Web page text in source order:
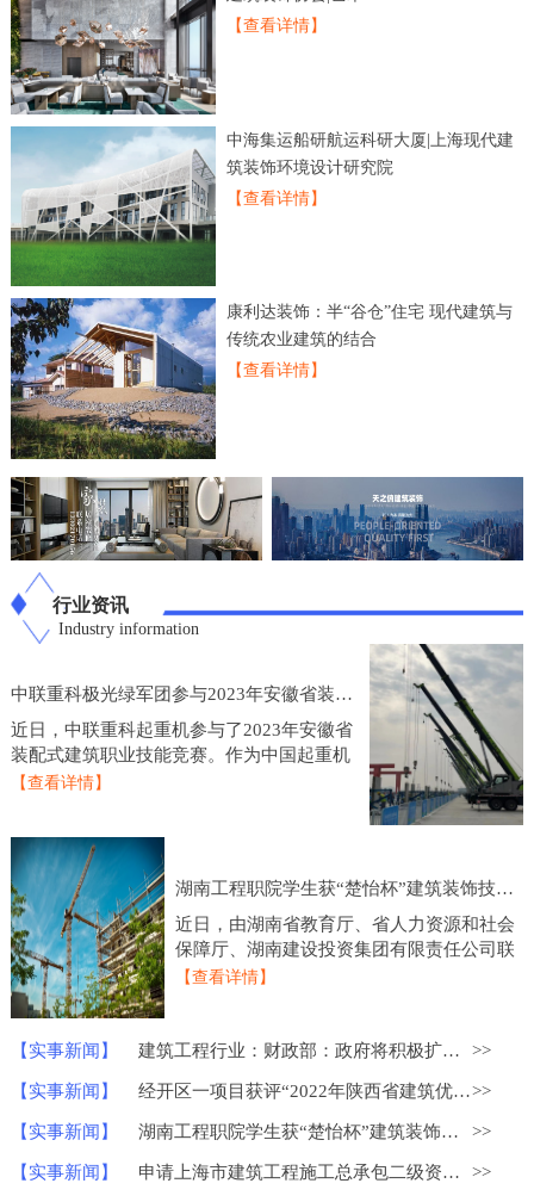
【查看详情】
中海集运船研航运科研大厦|上海现代建
筑装饰环境设计研究院
【查看详情】
康利达装饰：半“谷仓”住宅 现代建筑与
传统农业建筑的结合
【查看详情】
行业资讯
Industry information
中联重科极光绿军团参与2023年安徽省装配式建筑职业技能竞赛
近日，中联重科起重机参与了2023年安徽省
装配式建筑职业技能竞赛。作为中国起重机
制造业的龙头企业，中联重科起重机在技术
【查看详情】
湖南工程职院学生获“楚怡杯”建筑装饰技术应用比赛一等奖
近日，由湖南省教育厅、省人力资源和社会
保障厅、湖南建设投资集团有限责任公司联
合主办的2023年度“楚怡杯”湖南省职业院校
【查看详情】
【实事新闻】 建筑工程行业：财政部：政府将积极扩大重点领域的建设投资 >>
【实事新闻】 经开区一项目获评“2022年陕西省建筑优质结构工程”>>
【实事新闻】 湖南工程职院学生获“楚怡杯”建筑装饰技术应用比赛一等奖 >>
【实事新闻】 申请上海市建筑工程施工总承包二级资质？ >>